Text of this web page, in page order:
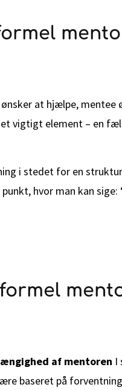
at hjælpe, mentee
vigtigt element – en
i stedet for en
hvor man kan sige:
af mentoren I
baseret på